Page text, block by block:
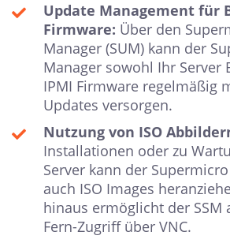
Update Management für
Firmware: Über den
Manager (SUM) kann der
Manager sowohl Ihr Server
IPMI Firmware regelmäßig
Updates versorgen.
Nutzung von ISO
Installationen oder zu
Server kann der
auch ISO Images
hinaus ermöglicht der SSM
Fern-Zugriff über VNC.